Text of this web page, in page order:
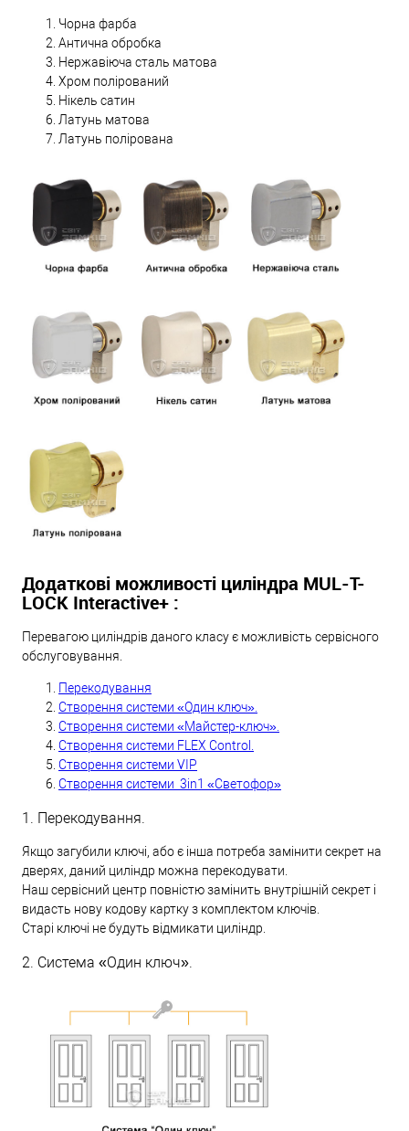
Чорна фарба
Антична обробка
Нержавіюча сталь матова
Хром полірований
Нікель сатин
Латунь матова
Латунь полірована
Додаткові можливості циліндра MUL-T-
LOCK Interactive+ :
Перевагою циліндрів даного класу є можливість сервісного
обслуговування.
Перекодування
Створення системи «Один ключ».
Створення системи «Майстер-ключ».
Створення системи FLEX Control.
Створення системи VIP
Створення системи 3in1 «Светофор»
1. Перекодування.
Якщо загубили ключі, або є інша потреба замінити секрет на
дверях, даний циліндр можна перекодувати.
Наш сервісний центр повністю замінить внутрішній секрет і
видасть нову кодову картку з комплектом ключів.
Старі ключі не будуть відмикати циліндр.
2. Система «Один ключ».